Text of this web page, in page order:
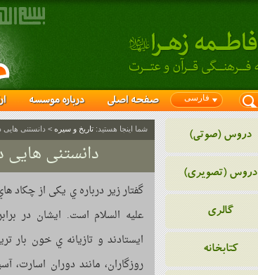
فارسی صفحه اصلی درباره موسسه
دروس (صوتی)
دروس (تصویری)
گالری
کتابخانه
شما اینجا هستید: تاریخ و سیره > دانستنی
دانستنی هایی
گفتار زیر درباره ي یکی از
علیه السلام است. ایشان در
ایستادند و تازیانه ي خون بار
روزگاران، مانند دوران